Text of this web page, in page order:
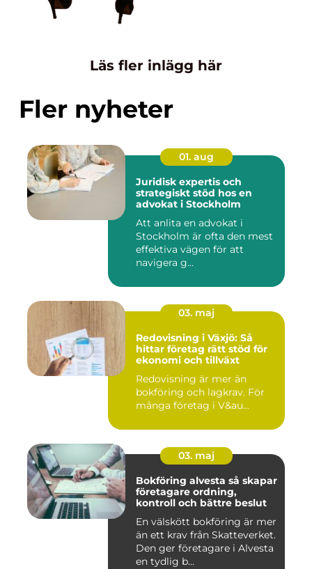
Läs fler inlägg här
Fler nyheter
01. aug
Juridisk expertis och
strategiskt stöd hos en
advokat i Stockholm
Att anlita en advokat i
Stockholm är ofta den mest
effektiva vägen för att
navigera g...
03. maj
Redovisning i Växjö: Så
hittar företag rätt stöd för
ekonomi och tillväxt
Redovisning är mer än
bokföring och lagkrav. För
många företag i V&au...
03. maj
Bokföring alvesta så skapar
företagare ordning,
kontroll och bättre beslut
En välskött bokföring är mer
än ett krav från Skatteverket.
Den ger företagare i Alvesta
en tydlig b...